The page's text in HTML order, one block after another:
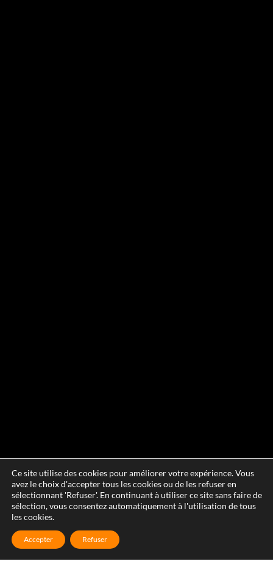
Ce site utilise des cookies pour améliorer votre expérience. Vous
avez le choix d'accepter tous les cookies ou de les refuser en
sélectionnant 'Refuser'. En continuant à utiliser ce site sans faire de
sélection, vous consentez automatiquement à l'utilisation de tous
les cookies.
Accepter Refuser